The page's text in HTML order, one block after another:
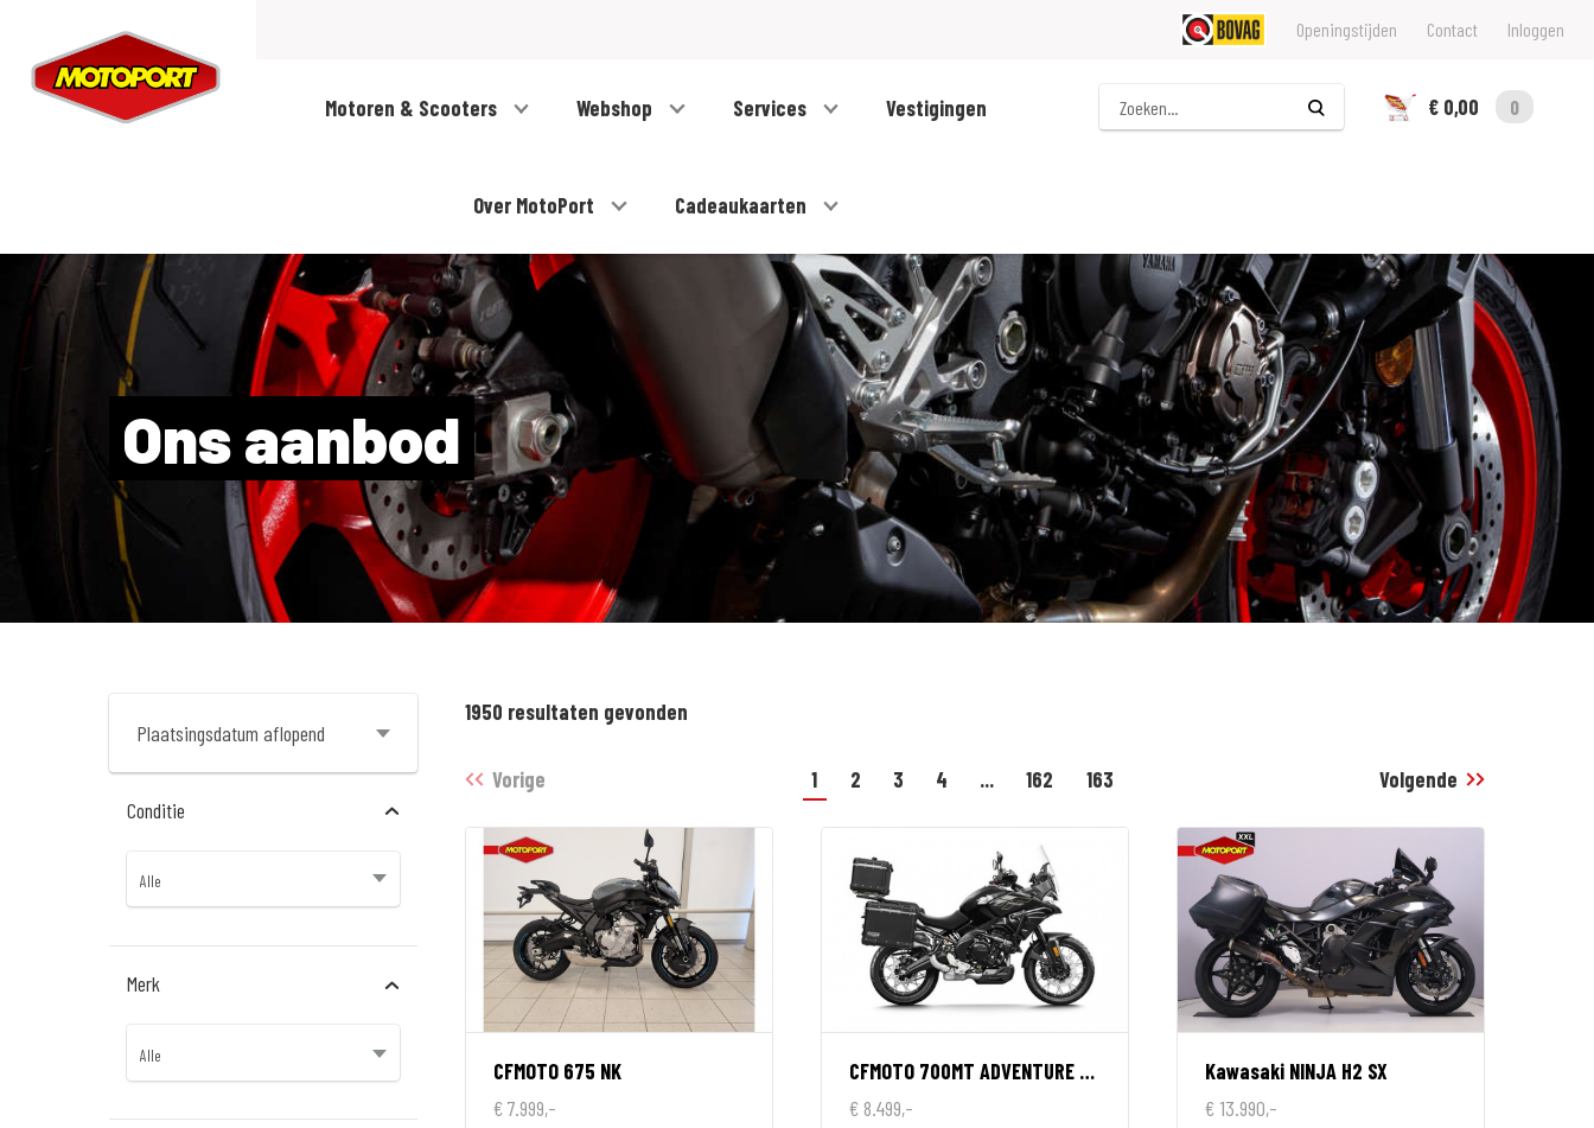
Openingstijden Contact Inloggen
Motoren & Scooters Webshop Services Vestigingen
Over MotoPort Cadeaukaarten
Zoeken
€ 0,00
0
Ons aanbod
Conditie
Merk
1950 resultaten gevonden
Vorige 1 2 3 4 ... 162 163 Volgende
CFMOTO 675 NK
€ 7.999,-
CFMOTO 700MT ADVENTURE GT EDITION
€ 8.499,-
Kawasaki NINJA H2 SX
€ 13.990,-